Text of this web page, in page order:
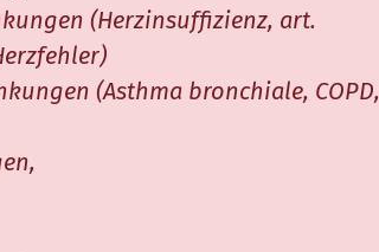
(Herzinsuffizienz, art.
(Asthma bronchiale, COPD,